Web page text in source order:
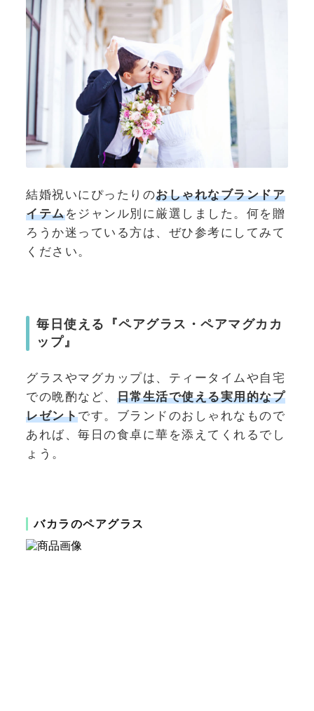
結婚祝いにぴったりのおしゃれなブランドア
イテムをジャンル別に厳選しました。何を贈
ろうか迷っている方は、ぜひ参考にしてみて
ください。
毎日使える『ペアグラス・ペアマグカカ
ップ』
グラスやマグカップは、ティータイムや自宅
での晩酌など、 日常生活で使える実用的なプ
レゼントです。ブランドのおしゃれなもので
あれば、毎日の食卓に華を添えてくれるでし
ょう。
バカラのペアグラス